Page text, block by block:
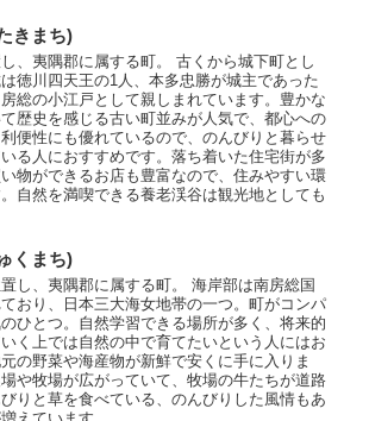
きまち)
、夷隅郡に属する町。 古くから城下町とし
徳川四天王の1人、本多忠勝が城主であった
総の小江戸として親しまれています。豊かな
歴史を感じる古い町並みが人気で、都心への
便性にも優れているので、のんびりと暮らせ
る人におすすめです。落ち着いた住宅街が多
物ができるお店も豊富なので、住みやすい環
自然を満喫できる養老渓谷は観光地としても
くまち)
し、夷隅郡に属する町。 海岸部は南房総国
おり、日本三大海女地帯の一つ。町がコンパ
ひとつ。自然学習できる場所が多く、将来的
く上では自然の中で育てたいという人にはお
の野菜や海産物が新鮮で安くに手に入りま
や牧場が広がっていて、牧場の牛たちが道路
りと草を食べている、のんびりした風情もあ